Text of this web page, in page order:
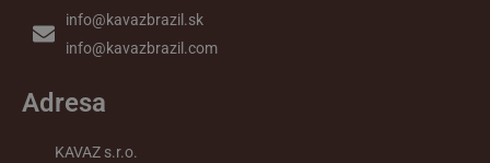
info@kavazbrazil.sk
info@kavazbrazil.com
Adresa
KAVAZ s.r.o.